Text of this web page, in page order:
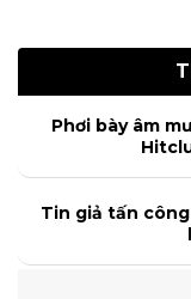
Phơi bày âm
Tin giả tấn